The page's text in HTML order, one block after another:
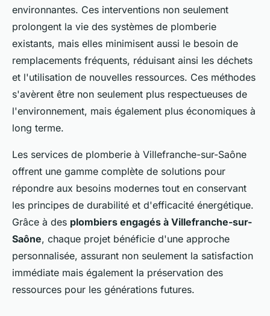
environnantes. Ces interventions non seulement
prolongent la vie des systèmes de plomberie
existants, mais elles minimisent aussi le besoin de
remplacements fréquents, réduisant ainsi les déchets
et l'utilisation de nouvelles ressources. Ces méthodes
s'avèrent être non seulement plus respectueuses de
l'environnement, mais également plus économiques à
long terme.
Les services de plomberie à Villefranche-sur-Saône
offrent une gamme complète de solutions pour
répondre aux besoins modernes tout en conservant
les principes de durabilité et d'efficacité énergétique.
Grâce à des plombiers engagés à Villefranche-sur-
Saône, chaque projet bénéficie d'une approche
personnalisée, assurant non seulement la satisfaction
immédiate mais également la préservation des
ressources pour les générations futures.